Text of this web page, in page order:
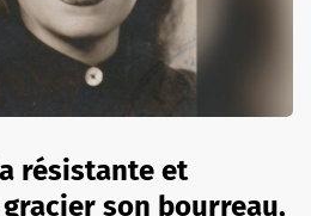
résistante et
son bourreau,